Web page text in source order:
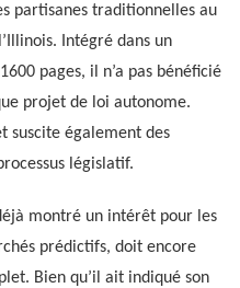
partisanes traditionnelles au
Intégré dans un
pages, il n’a pas bénéficié
projet de loi autonome.
suscite également des
législatif.
montré un intérêt pour les
prédictifs, doit encore
Bien qu’il ait indiqué son